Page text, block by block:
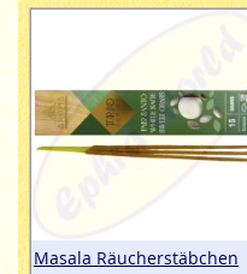
Masala Räucherstäbchen